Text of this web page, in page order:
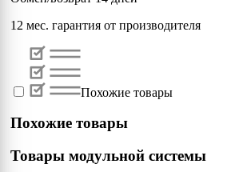
12 мес. гарантия от производителя
Похожие товары
Похожие товары
Товары модульной системы